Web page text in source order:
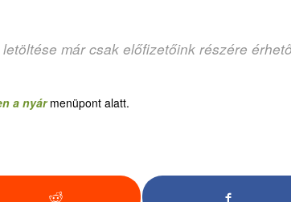
már csak előfizetőink részére
a nyármenüpont alatt.